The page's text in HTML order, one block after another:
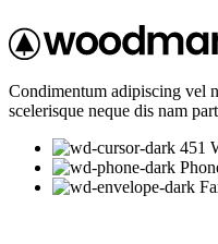
Condimentum adipiscing vel
scelerisque neque dis nam
451